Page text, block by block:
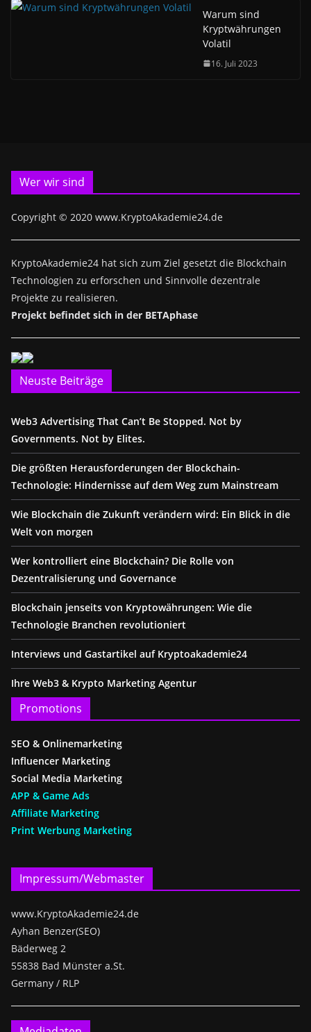
Warum sind
Kryptwährungen
Volatil
16. Juli 2023
Wer wir sind
Copyright © 2020 www.KryptoAkademie24.de
KryptoAkademie24 hat sich zum Ziel gesetzt die Blockchain
Technologien zu erforschen und Sinnvolle dezentrale
Projekte zu realisieren.
Projekt befindet sich in der BETAphase
Neuste Beiträge
Web3 Advertising That Can’t Be Stopped. Not by
Governments. Not by Elites.
Die größten Herausforderungen der Blockchain-
Technologie: Hindernisse auf dem Weg zum Mainstream
Wie Blockchain die Zukunft verändern wird: Ein Blick in die
Welt von morgen
Wer kontrolliert eine Blockchain? Die Rolle von
Dezentralisierung und Governance
Blockchain jenseits von Kryptowährungen: Wie die
Technologie Branchen revolutioniert
Interviews und Gastartikel auf Kryptoakademie24
Ihre Web3 & Krypto Marketing Agentur
Promotions
SEO & Onlinemarketing
Influencer Marketing
Social Media Marketing
APP & Game Ads
Affiliate Marketing
Print Werbung Marketing
Impressum/Webmaster
www.KryptoAkademie24.de
Ayhan Benzer(SEO)
Bäderweg 2
55838 Bad Münster a.St.
Germany / RLP